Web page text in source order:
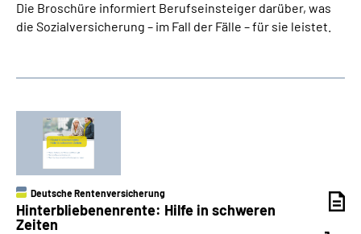
Die Broschüre informiert Berufseinsteiger darüber, was
die Sozialversicherung – im Fall der Fälle – für sie leistet.
Deutsche Rentenversicherung
Hinterbliebenenrente: Hilfe in schweren
Zeiten